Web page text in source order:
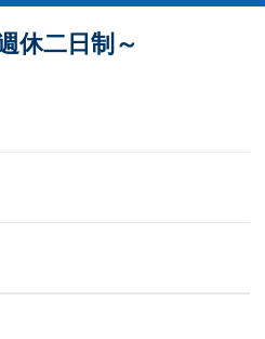
休二日制～